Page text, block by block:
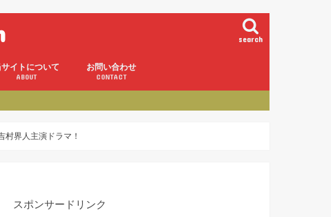
search
サイトについて
ABOUT
お問い合わせ
CONTACT
村界人主演ドラマ！
スポンサードリンク